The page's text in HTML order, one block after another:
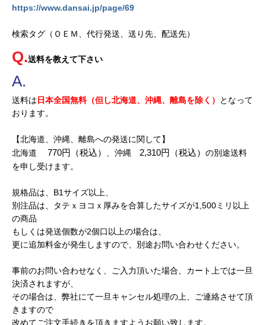
https://www.dansai.jp/page/69
検索タグ（ＯＥＭ、代行発送、送り先、配送先）
送料を教えて下さい
送料は 日本全国無料（但し北海道、沖縄、離島を除く）
となって
おります。
【北海道、沖縄、離島への発送に関して】
北海道
770円（税込） 、沖縄2,310円（税込）の別途送料
を申し受けます。
規格品は、B1サイズ以上、
別注品は、タテｘヨコｘ厚みを合算したサイズが1,500ミリ以上
の商品
もしくは発送個数が2個口以上の場合は、
更に追加料金が発生しますので、別途お問い合わせください。
事前のお問い合わせなく、ご入力頂いた場合、カート上では一旦
決済されますが、
その場合は、弊社にて一旦キャンセル処理の上、ご連絡させて頂
きますので
改めてご注文手続きを頂きますようお願い致します。